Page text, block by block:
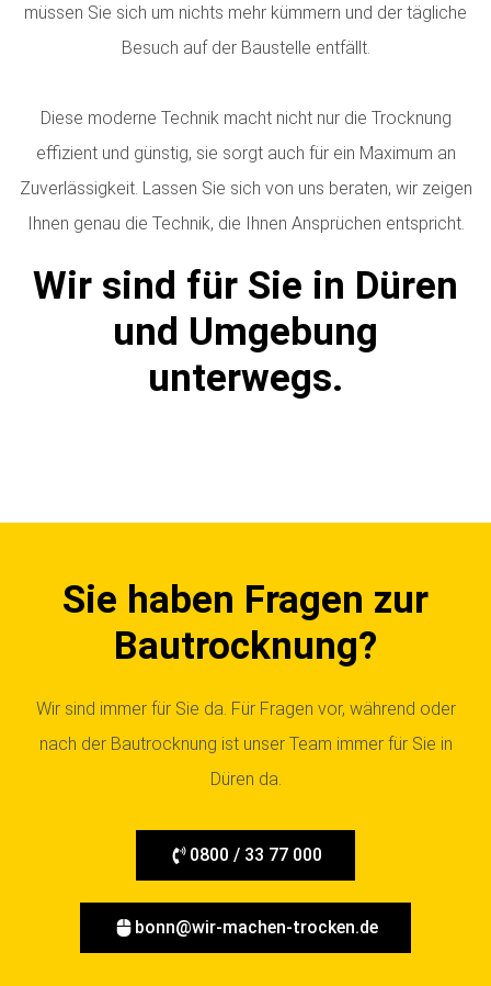
müssen Sie sich um nichts mehr kümmern und der tägliche
Besuch auf der Baustelle entfällt.
Diese moderne Technik macht nicht nur die Trocknung
effizient und günstig, sie sorgt auch für ein Maximum an
Zuverlässigkeit. Lassen Sie sich von uns beraten, wir zeigen
Ihnen genau die Technik, die Ihnen Ansprüchen entspricht.
Wir sind für Sie in Düren
und Umgebung
unterwegs.
Sie haben Fragen zur
Bautrocknung?
Wir sind immer für Sie da. Für Fragen vor, während oder
nach der Bautrocknung ist unser Team immer für Sie in
Düren da.
0800 / 33 77 000
bonn@wir-machen-trocken.de